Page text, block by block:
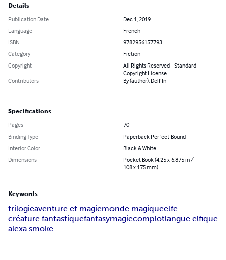
Details
Publication Date
Dec 1, 2019
Language
French
ISBN
9782956157793
Category
Fiction
Copyright
All Rights Reserved - Standard
Copyright License
Contributors
By (author): Delf In
Specifications
Pages
70
Binding Type
Paperback Perfect Bound
Interior Color
Black & White
Dimensions
Pocket Book (4.25 x 6.875 in /
108 x 175 mm)
Keywords
trilogieaventure et magiemonde magiqueelfe
créature fantastiquefantasymagiecomplotlangue elfique
alexa smoke